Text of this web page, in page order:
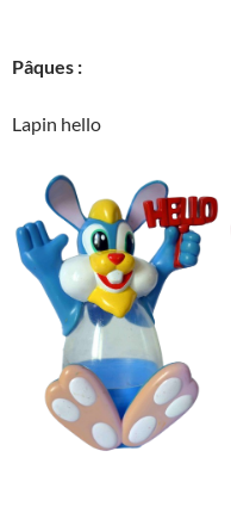
Pâques :
Lapin hello